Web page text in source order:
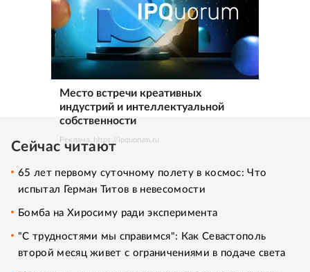
Место встречи креативных
индустрий и интеллектуальной
собственности
Реклама. https://ipquorum.ru
Сейчас читают
65 лет первому суточному полету в космос: Что
испытал Герман Титов в невесомости
Бомба на Хиросиму ради эксперимента
"С трудностями мы справимся": Как Севастополь
второй месяц живет с ограничениями в подаче света